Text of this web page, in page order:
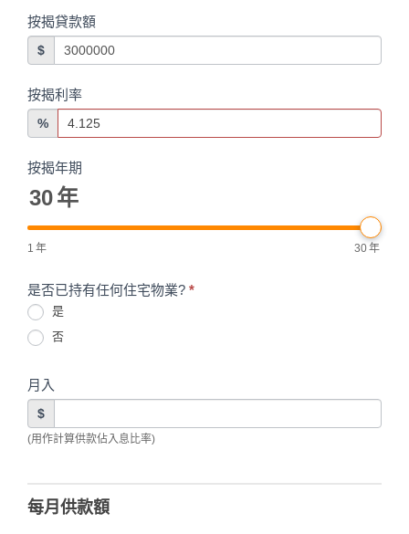
按揭貸款額
$
按揭利率
%
按揭年期
30年
1 年 30年
是否已持有任何住宅物業? *
是
否
月入
$
(用作計算供款佔入息比率)
每月供款額